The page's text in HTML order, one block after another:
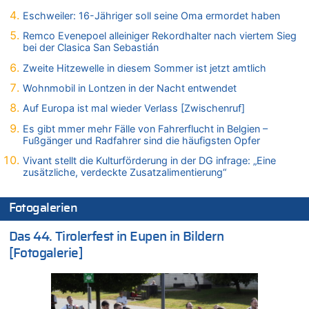
06.08.2026 - 12:41 von Hugo Egon Bernhard von Sinnen zu
Frau hörte Stimmen aus Haus des verstorbenen Nachbarn
06.08.2026 - 12:36 von Gärlinde zu
Aachen ab 11. August wieder Mekka des Pferdesports –
Zweite Hitzewelle in diesem Sommer ist jetzt amtlich
06.08.2026 - 12:17 von Sparwasser zu
Zweite Hitzewelle in diesem Sommer ist jetzt amtlich
06.08.2026 - 12:13 von Dax zu
Zweite Hitzewelle in diesem Sommer ist jetzt amtlich
06.08.2026 - 12:13 von Heinz F. zu
Mehrere Menschen in Londons City niedergestochen
06.08.2026 - 12:13 von Hugo Egon Bernhard von Sinnen zu
Zweite Hitzewelle in diesem Sommer ist jetzt amtlich
Frau hörte Stimmen aus Haus des verstorbenen Nachbarn
06.08.2026 - 11:52 von Hubert F. zu
Eschweiler: 16-Jähriger soll seine Oma ermordet haben
Remco Evenepoel alleiniger Rekordhalter nach viertem Sieg
bei der Clasica San Sebastián
Zweite Hitzewelle in diesem Sommer ist jetzt amtlich
Wohnmobil in Lontzen in der Nacht entwendet
Auf Europa ist mal wieder Verlass [Zwischenruf]
Es gibt mmer mehr Fälle von Fahrerflucht in Belgien –
Fußgänger und Radfahrer sind die häufigsten Opfer
Vivant stellt die Kulturförderung in der DG infrage: „Eine
zusätzliche, verdeckte Zusatzalimentierung“
Fotogalerien
Das 44. Tirolerfest in Eupen in Bildern
[Fotogalerie]